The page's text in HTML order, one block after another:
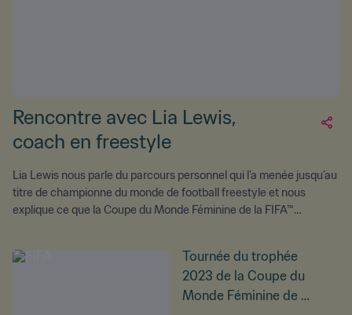
Rencontre avec Lia Lewis,
coach en freestyle
Lia Lewis nous parle du parcours personnel qui l’a menée jusqu’au
titre de championne du monde de football freestyle et nous
explique ce que la Coupe du Monde Féminine de la FIFA™
Tournée du trophée
2023 de la Coupe du
Monde Féminine de la